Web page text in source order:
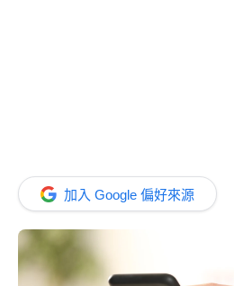
加入 Google 偏好來源